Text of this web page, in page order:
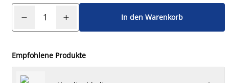
In den Warenkorb
Empfohlene Produkte